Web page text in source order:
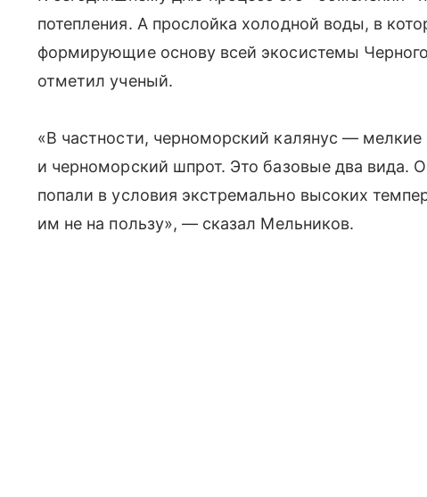
потепления. А прослойка холодной воды, в
формирующие основу всей экосистемы
отметил ученый.
«В частности, черноморский калянус —
и черноморский шпрот. Это базовые два вида.
попали в условия экстремально высоких
им не на пользу», — сказал Мельников.